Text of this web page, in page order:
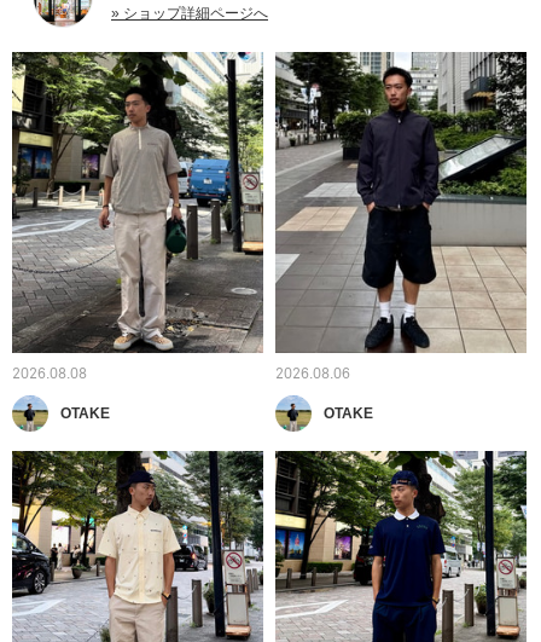
» ショップ詳細ページへ
2026.08.08
OTAKE
2026.08.06
OTAKE